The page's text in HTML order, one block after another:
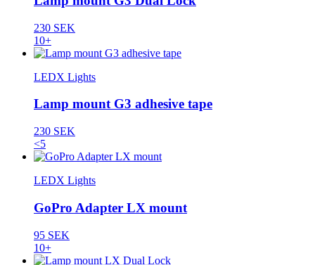
230 SEK
10+
LEDX Lights
Lamp mount G3 adhesive tape
230 SEK
<5
LEDX Lights
GoPro Adapter LX mount
95 SEK
10+